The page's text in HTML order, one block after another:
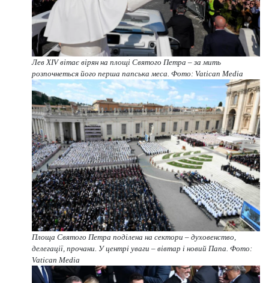
Лев XIV вітає вірян на площі Святого Петра – за мить
розпочнеться його перша папська меса. Фото: Vatican Media
Площа Святого Петра поділена на сектори – духовенство,
делегації, прочани. У центрі уваги – вівтар і новий Папа. Фото:
Vatican Media